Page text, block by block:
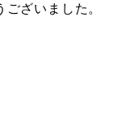
ざいました。